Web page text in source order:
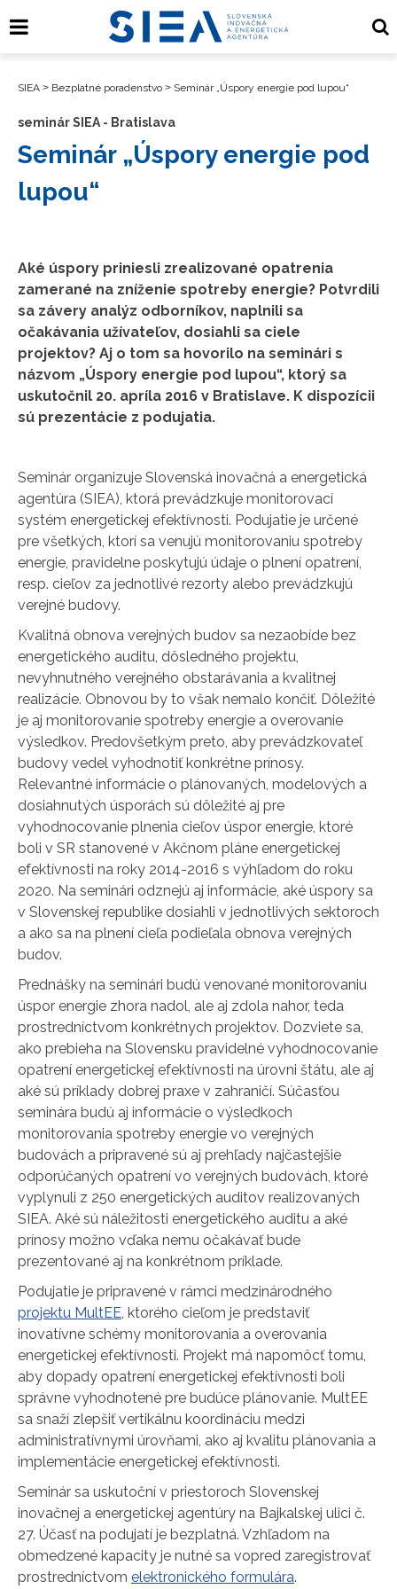
SIEA > Bezplatné poradenstvo > Seminár „Úspory energie pod lupou“
seminár SIEA - Bratislava
Seminár „Úspory energie pod
lupou“
Aké úspory priniesli zrealizované opatrenia
zamerané na zníženie spotreby energie? Potvrdili
sa závery analýz odborníkov, naplnili sa
očakávania užívateľov, dosiahli sa ciele
projektov? Aj o tom sa hovorilo na seminári s
názvom „Úspory energie pod lupou“, ktorý sa
uskutočnil 20. apríla 2016 v Bratislave. K dispozícii
sú prezentácie z podujatia.
Seminár organizuje Slovenská inovačná a energetická
agentúra (SIEA), ktorá prevádzkuje monitorovací
systém energetickej efektívnosti. Podujatie je určené
pre všetkých, ktorí sa venujú monitorovaniu spotreby
energie, pravidelne poskytujú údaje o plnení opatrení,
resp. cieľov za jednotlivé rezorty alebo prevádzkujú
verejné budovy.
Kvalitná obnova verejných budov sa nezaobíde bez
energetického auditu, dôsledného projektu,
nevyhnutného verejného obstarávania a kvalitnej
realizácie. Obnovou by to však nemalo končiť. Dôležité
je aj monitorovanie spotreby energie a overovanie
výsledkov. Predovšetkým preto, aby prevádzkovateľ
budovy vedel vyhodnotiť konkrétne prínosy.
Relevantné informácie o plánovaných, modelových a
dosiahnutých úsporách sú dôležité aj pre
vyhodnocovanie plnenia cieľov úspor energie, ktoré
boli v SR stanovené v Akčnom pláne energetickej
efektívnosti na roky 2014-2016 s výhľadom do roku
2020. Na seminári odznejú aj informácie, aké úspory sa
v Slovenskej republike dosiahli v jednotlivých sektoroch
a ako sa na plnení cieľa podieľala obnova verejných
budov.
Prednášky na seminári budú venované monitorovaniu
úspor energie zhora nadol, ale aj zdola nahor, teda
prostredníctvom konkrétnych projektov. Dozviete sa,
ako prebieha na Slovensku pravidelné vyhodnocovanie
opatrení energetickej efektívnosti na úrovni štátu, ale aj
aké sú príklady dobrej praxe v zahraničí. Súčasťou
seminára budú aj informácie o výsledkoch
monitorovania spotreby energie vo verejných
budovách a pripravené sú aj prehľady najčastejšie
odporúčaných opatrení vo verejných budovách, ktoré
vyplynuli z 250 energetických auditov realizovaných
SIEA. Aké sú náležitosti energetického auditu a aké
prínosy možno vďaka nemu očakávať bude
prezentované aj na konkrétnom príklade.
Podujatie je pripravené v rámci medzinárodného
projektu MultEE , ktorého cieľom je predstaviť
inovatívne schémy monitorovania a overovania
energetickej efektívnosti. Projekt má napomôcť tomu,
aby dopady opatrení energetickej efektívnosti boli
správne vyhodnotené pre budúce plánovanie. MultEE
sa snaží zlepšiť vertikálnu koordináciu medzi
administratívnymi úrovňami, ako aj kvalitu plánovania a
implementácie energetickej efektívnosti.
Seminár sa uskutoční v priestoroch Slovenskej
inovačnej a energetickej agentúry na Bajkalskej ulici č.
27. Účasť na podujatí je bezplatná. Vzhľadom na
obmedzené kapacity je nutné sa vopred zaregistrovať
prostredníctvom elektronického formulára.